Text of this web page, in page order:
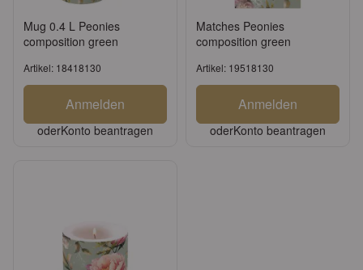
Mug 0.4 L Peonies
composition green
Artikel: 18418130
Anmelden
oderKonto beantragen
Matches Peonies
composition green
Artikel: 19518130
Anmelden
oderKonto beantragen